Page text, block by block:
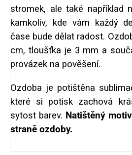
stromek, ale také například
kamkoliv, kde vám každý
čase bude dělat radost.
cm, tloušťka je 3 mm a
provázek na pověšení.
Ozdoba je potištěna
které si potisk zachová
sytost barev. Natištěný
straně ozdoby.